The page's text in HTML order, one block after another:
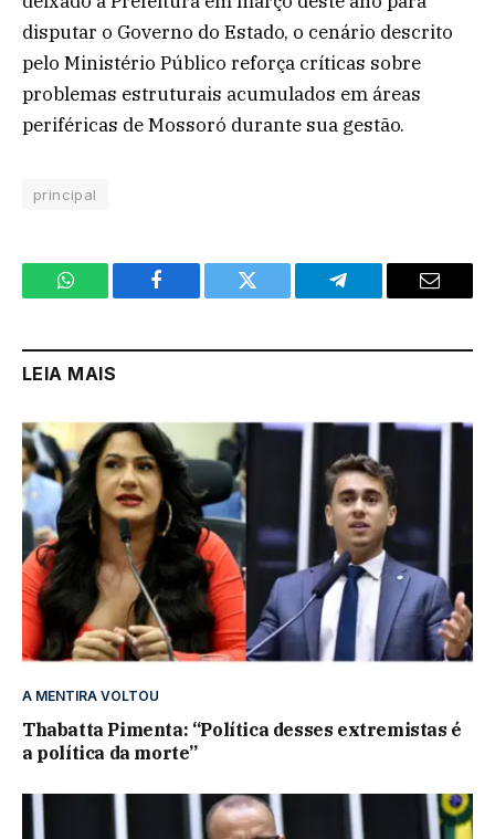
disputar o Governo do Estado, o cenário descrito
pelo Ministério Público reforça críticas sobre
problemas estruturais acumulados em áreas
periféricas de Mossoró durante sua gestão.
principal
WhatsApp Facebook Twitter Telegram Email
LEIA MAIS
A MENTIRA VOLTOU
Thabatta Pimenta: “Política desses extremistas é
a política da morte”